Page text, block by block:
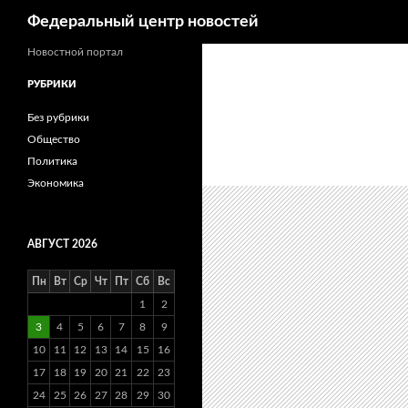
Федеральный центр новостей
Новостной портал
РУБРИКИ
Без рубрики
Общество
Политика
Экономика
АВГУСТ 2026
Пн Вт Ср Чт Пт Сб Вс
1 2
3 4 5 6 7 8 9
10 11 12 13 14 15 16
17 18 19 20 21 22 23
24 25 26 27 28 29 30